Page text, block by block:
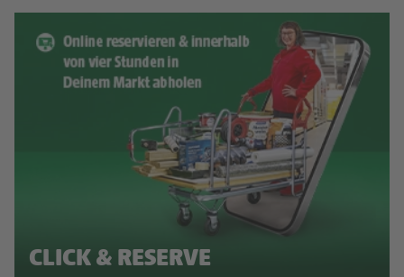
CLICK & RESERVE